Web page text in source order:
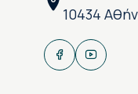
10434